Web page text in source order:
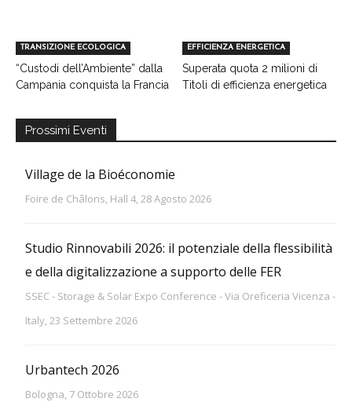
TRANSIZIONE ECOLOGICA
“Custodi dell’Ambiente” dalla
Campania conquista la Francia
EFFICIENZA ENERGETICA
Superata quota 2 milioni di
Titoli di efficienza energetica
Prossimi Eventi
Village de la Bioéconomie
Foire de Châlons, Hall 4, 28 Agosto 2026
Studio Rinnovabili 2026: il potenziale della flessibilità
e della digitalizzazione a supporto delle FER
SSEC - Storage & Solar Expo Conference - Via Oreficeria Vicenza -
Italy, 23 Settembre 2026
Urbantech 2026
Bologna, 7 Ottobre 2026